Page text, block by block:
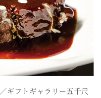
／ギフトギャラリー五千尺